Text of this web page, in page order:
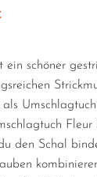
Preis war:
ein schöner
Fleur
den Schal